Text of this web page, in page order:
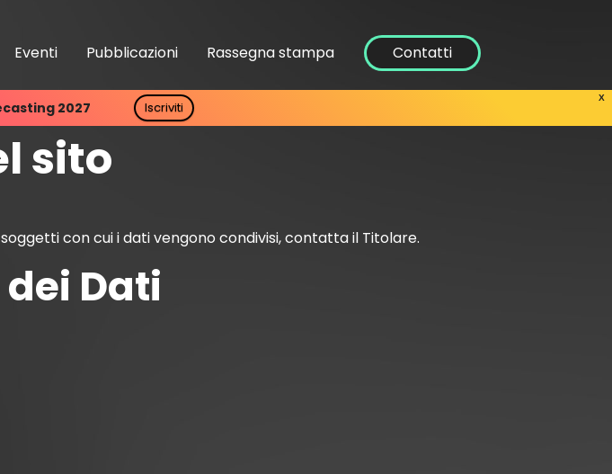
X
2027 Iscriviti
Eventi Pubblicazioni Rassegna stampa Contatti
sito
con cui i dati vengono condivisi, contatta il Titolare.
Dati